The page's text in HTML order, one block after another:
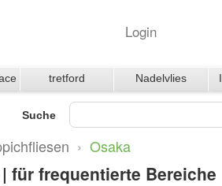
Login
tretford
Nadelvlies
Teppichfliesen
Suche
› Osaka
für frequentierte Bereiche